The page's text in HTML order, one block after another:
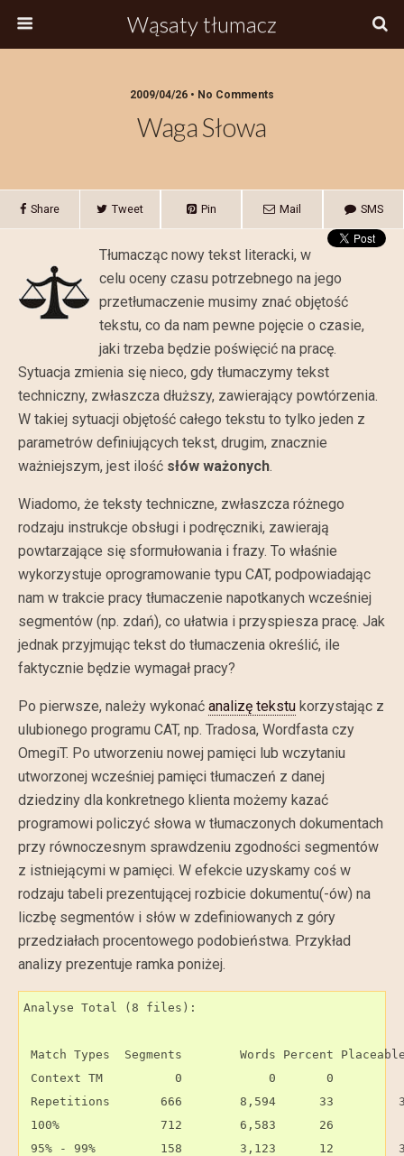
Wąsaty tłumacz
2009/04/26 • No Comments
Waga Słowa
Share Tweet Pin Mail SMS
Tłumacząc nowy tekst literacki, w
celu oceny czasu potrzebnego na jego
przetłumaczenie musimy znać objętość
tekstu, co da nam pewne pojęcie o czasie,
jaki trzeba będzie poświęcić na pracę.
Sytuacja zmienia się nieco, gdy tłumaczymy tekst
techniczny, zwłaszcza dłuższy, zawierający powtórzenia.
W takiej sytuacji objętość całego tekstu to tylko jeden z
parametrów definiujących tekst, drugim, znacznie
ważniejszym, jest ilość słów ważonych.
Wiadomo, że teksty techniczne, zwłaszcza różnego
rodzaju instrukcje obsługi i podręczniki, zawierają
powtarzające się sformułowania i frazy. To właśnie
wykorzystuje oprogramowanie typu CAT, podpowiadając
nam w trakcie pracy tłumaczenie napotkanych wcześniej
segmentów (np. zdań), co ułatwia i przyspiesza pracę. Jak
jednak przyjmując tekst do tłumaczenia określić, ile
faktycznie będzie wymagał pracy?
Po pierwsze, należy wykonać analizę tekstu korzystając z
ulubionego programu CAT, np. Tradosa, Wordfasta czy
OmegiT. Po utworzeniu nowej pamięci lub wczytaniu
utworzonej wcześniej pamięci tłumaczeń z danej
dziedziny dla konkretnego klienta możemy kazać
programowi policzyć słowa w tłumaczonych dokumentach
przy równoczesnym sprawdzeniu zgodności segmentów
z istniejącymi w pamięci. W efekcie uzyskamy coś w
rodzaju tabeli prezentującej rozbicie dokumentu(-ów) na
liczbę segmentów i słów w zdefiniowanych z góry
przedziałach procentowego podobieństwa. Przykład
analizy prezentuje ramka poniżej.
Analyse Total (8 files):
Match Types  Segments        Words Percent
Context TM          0            0       0
Repetitions       666        8,594      33
100%              712        6,583      26
95% - 99%         158        3,123      12